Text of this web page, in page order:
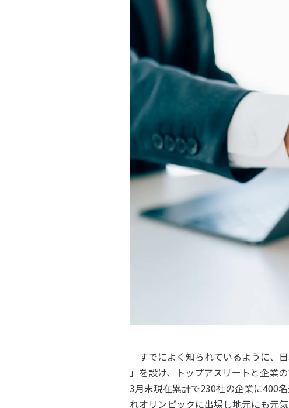
すでによく知られているように、
」を設け、トップアスリートと企業
3月末現在累計で230社の企業に400
れオリンピックに出場し地元にも元